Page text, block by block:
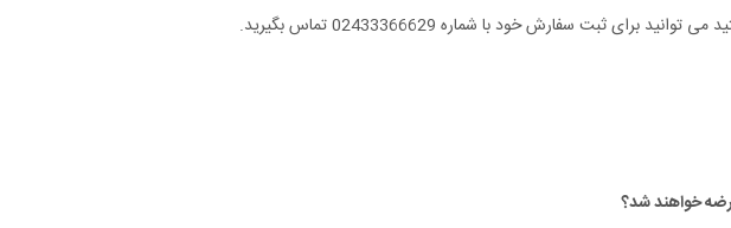
ثبت سفارش خود با شماره 02433366629 تماس بگیرید.